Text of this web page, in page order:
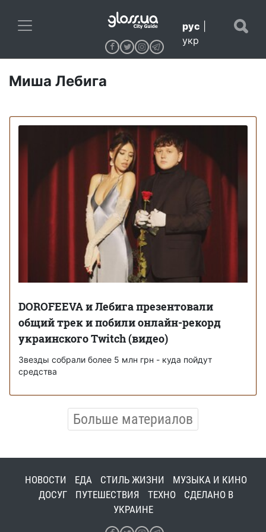
рус
укр
Миша Лебига
DOROFEEVA и Лебига презентовали
общий трек и побили онлайн-рекорд
украинского Twitch (видео)
Звезды собрали более 5 млн грн - куда пойдут
средства
Больше материалов
НОВОСТИ ЕДА СТИЛЬ ЖИЗНИ
МУЗЫКА И КИНО
ДОСУГ
ПУТЕШЕСТВИЯ ТЕХНО
СДЕЛАНО В
УКРАИНЕ